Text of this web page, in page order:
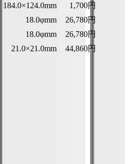
184.0×124.0mm
1,700円
18.0φmm
26,780円
18.0φmm
26,780円
21.0×21.0mm 44,860円